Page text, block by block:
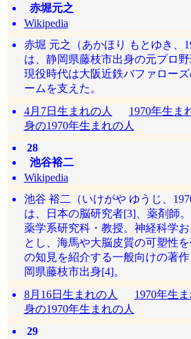
赤堀元之
Wikipedia
赤堀 元之（あかほり もとゆき、
は、静岡県藤枝市出身の元プロ野
現役時代は大阪近鉄バファロー
ームを支えた。
4月7日生まれの人
1970年生ま
身の1970年生まれの人
28
池谷裕二
Wikipedia
池谷 裕二（いけがや ゆうじ、
は、日本の脳研究者[3]、薬剤師
薬学系研究科・教授。神経科学
とし、海馬や大脳皮質の可塑性
の知見を紹介する一般向けの著
岡県藤枝市出身[4]。
8月16日生まれの人
1970年生
身の1970年生まれの人
29